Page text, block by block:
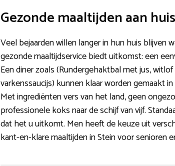
Gezonde maaltijden aan
Veel bejaarden willen langer in hun huis
gezonde maaltijdservice biedt uitkomst: een
Een diner zoals (Rundergehaktbal met jus,
varkenssaucijs) kunnen klaar worden gemaakt
Met ingrediënten vers van het land, geen
professionele koks naar de schijf van vijf.
dat het u uitkomt. Men heeft de keuze uit
kant-en-klare maaltijden in Stein voor senioren